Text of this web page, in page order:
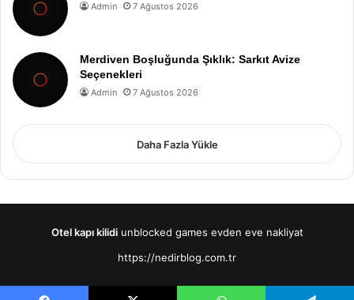
Admin 7 Ağustos 2026
Merdiven Boşluğunda Şıklık: Sarkıt Avize
Seçenekleri
Admin 7 Ağustos 2026
Daha Fazla Yükle
Otel kapı kilidi unblocked games evden eve nakliyat
https://nedirblog.com.tr